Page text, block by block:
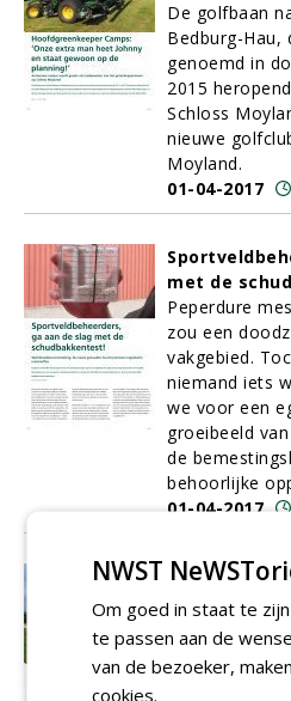
De golfbaan
Bedburg-
genoemd in
2015
Schloss
nieuwe
Moyland.
01-04-2017
met de
Peperdure
zou een
vakgebied.
niemand iets
we voor een
groeibeeld
de
behoorlijke
01-04-2017
Eerste
bunkerzand
Heelsum
Jaren terug
Groen & Golf
NWST
Om goed in staat te
te passen aan de
van de bezoeker,
cookies.